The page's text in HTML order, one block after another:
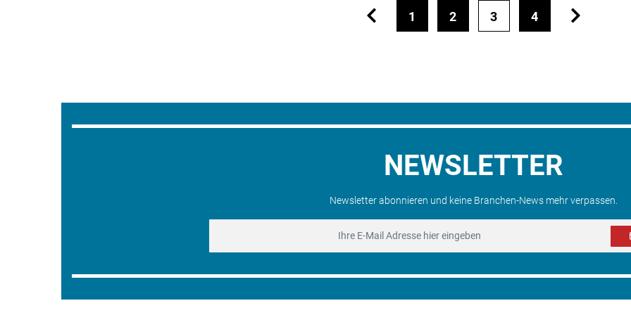
1 2 3 4
NEWSLETTER
Newsletter abonnieren und keine Branchen-News mehr verpassen.